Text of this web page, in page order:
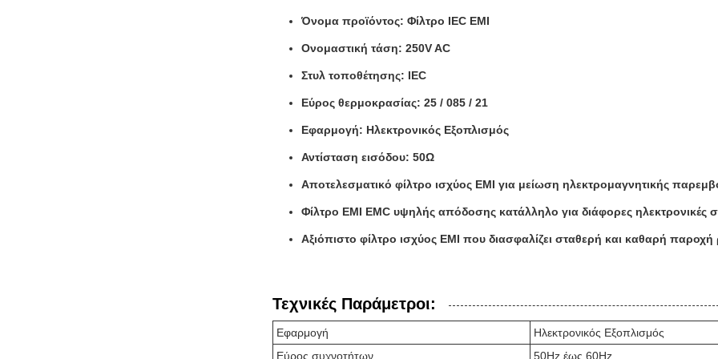
Όνομα προϊόντος: Φίλτρο IEC EMI
Ονομαστική τάση: 250V AC
Στυλ τοποθέτησης: IEC
Εύρος θερμοκρασίας: 25 / 085 / 21
Εφαρμογή: Ηλεκτρονικός Εξοπλισμός
Αντίσταση εισόδου: 50Ω
Αποτελεσματικό φίλτρο ισχύος EMI για μείωση ηλεκτρομαγνητικής
Φίλτρο EMI EMC υψηλής απόδοσης κατάλληλο για διάφορες ηλεκτρονικές
Αξιόπιστο φίλτρο ισχύος EMI που διασφαλίζει σταθερή και καθαρή παροχή
Τεχνικές Παράμετροι:
Εφαρμογή
Ηλεκτρονικός Εξοπλισμός
Εύρος συχνοτήτων
50Hz έως 60Hz